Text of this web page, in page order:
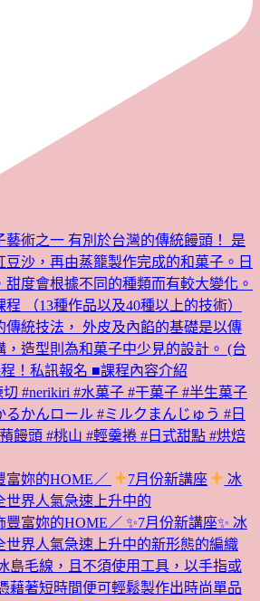
富妳的HOME／ 7月份新講座
冰
世界人氣急速上升中的